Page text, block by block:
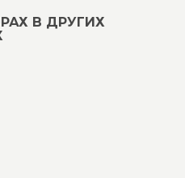
В ДРУГИХ